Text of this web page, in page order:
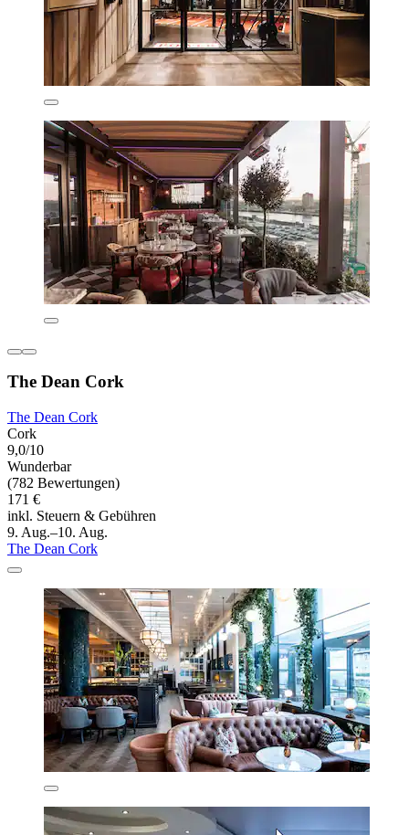
The Dean Cork
The Dean Cork
Cork
9,0/10
Wunderbar
(782 Bewertungen)
171 €
inkl. Steuern & Gebühren
9. Aug.–10. Aug.
The Dean Cork